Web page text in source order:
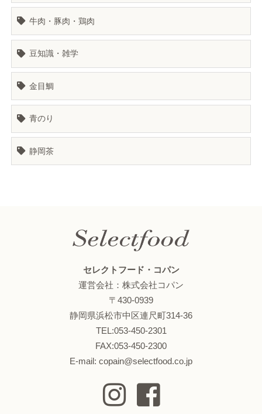
牛肉・豚肉・鶏肉
豆知識・雑学
金目鯛
青のり
静岡茶
セレクトフード・コパン
運営会社：株式会社コパン
〒430-0939
静岡県浜松市中区連尺町314-36
TEL:053-450-2301
FAX:053-450-2300
E-mail: copain@selectfood.co.jp